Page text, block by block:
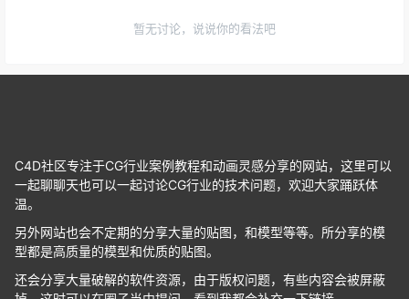
暂无讨论，说说你的看法吧
C4D社区专注于CG行业案例教程和动画灵感分享的网站，这里可以
一起聊聊天也可以一起讨论CG行业的技术问题，欢迎大家踊跃体
温。
另外网站也会不定期的分享大量的贴图，和模型等等。所分享的模
型都是高质量的模型和优质的贴图。
还会分享大量破解的软件资源，由于版权问题，有些内容会被屏蔽